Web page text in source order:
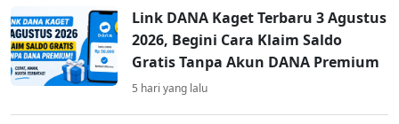
Link DANA Kaget Terbaru 3 Agustus
2026, Begini Cara Klaim Saldo
Gratis Tanpa Akun DANA Premium
5 hari yang lalu